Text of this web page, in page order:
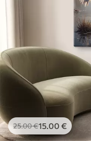
25.00€15.00 €